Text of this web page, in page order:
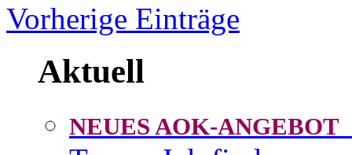
Vorherige Einträge
Aktuell
NEUES AOK-ANGEBOT